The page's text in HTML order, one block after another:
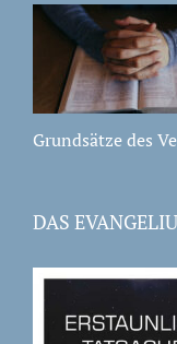
Grundsätze des
DAS